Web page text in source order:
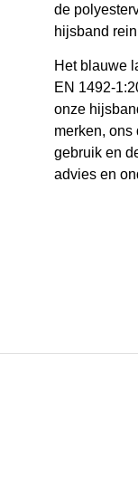
de
hijsband
Het blauwe
EN 1492-
onze
merken, ons
gebruik en
advies en